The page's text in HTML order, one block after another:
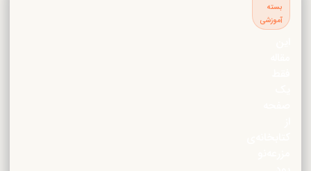
بسته
آموزشی